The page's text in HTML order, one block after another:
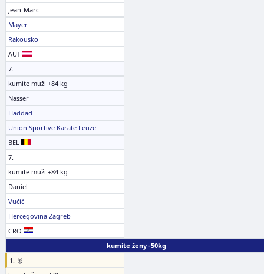
Jean-Marc
Mayer
Rakousko
AUT
7.
kumite muži +84 kg
Nasser
Haddad
Union Sportive Karate Leuze
BEL
7.
kumite muži +84 kg
Daniel
Vučić
Hercegovina Zagreb
CRO
kumite ženy -50kg
1. 🥇